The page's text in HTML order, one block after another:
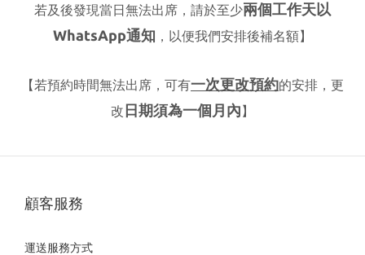
若及後發現當日無法出席，請於至少兩個工作天以
WhatsApp通知 ，以便我們安排後補名額】
【若預約時間無法出席，可有一次更改預約的安排，更
改 日期須為一個月內】
顧客服務
運送服務方式